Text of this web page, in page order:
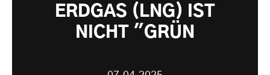
ERDGAS (LNG) IST
NICHT "GRÜN